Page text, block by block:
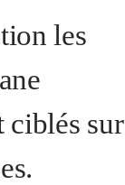
les
ciblés sur